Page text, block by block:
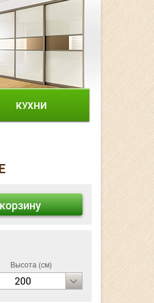
КУХНИ
Высота (см)
200